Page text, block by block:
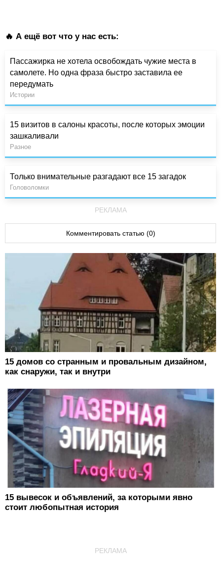
🔥 А ещё вот что у нас есть:
Пассажирка не хотела освобождать чужие места в
самолете. Но одна фраза быстро заставила ее
передумать
Истории
15 визитов в салоны красоты, после которых эмоции
зашкаливали
Разное
Только внимательные разгадают все 15 загадок
Головоломки
РЕКЛАМА
Комментировать статью (0)
15 домов со странным и провальным дизайном,
как снаружи, так и внутри
15 вывесок и объявлений, за которыми явно
стоит любопытная история
РЕКЛАМА